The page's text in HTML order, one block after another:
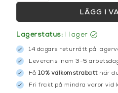
LÄGG I
Lagerstatus: I lager
14 dagars returrätt på
Leverans inom 3-5
Få 10% välkomstrabattnär
Fri frakt på mindra varor vid